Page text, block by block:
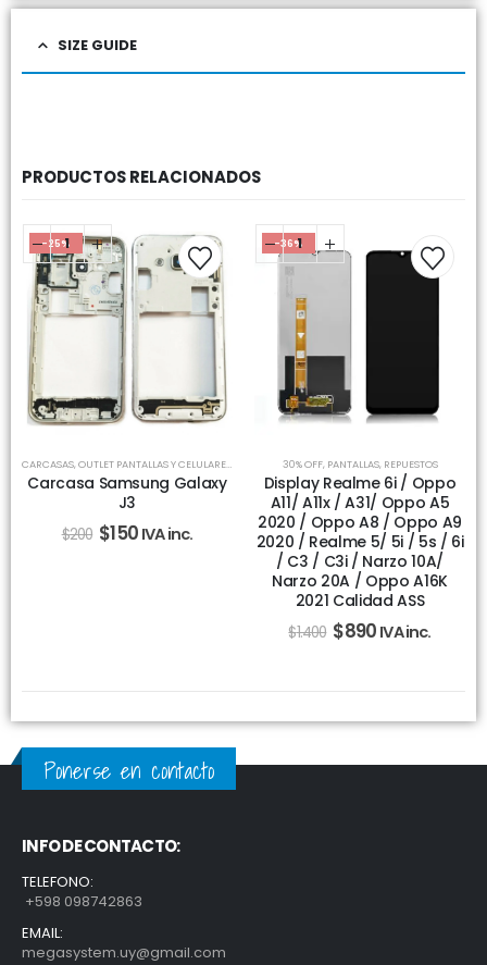
SIZE GUIDE
PRODUCTOS RELACIONADOS
-25%
CARCASAS,OUTLET PANTALLAS Y CELULARES REPUESTOS
Carcasa Samsung Galaxy
J3
$200 $150 IVA inc.
-36%
30% OFF, PANTALLAS, REPUESTOS
Display Realme 6i / Oppo
A11/ A11x / A31/ Oppo A5
2020 / Oppo A8 / Oppo A9
2020 / Realme 5/ 5i / 5s / 6i
/ C3 / C3i / Narzo 10A/
Narzo 20A / Oppo A16K
2021 Calidad ASS
$1.400 $890 IVA inc.
Ponerse en contacto
INFO DE CONTACTO:
TELEFONO:
+598 098742863
EMAIL:
megasystem.uy@gmail.com